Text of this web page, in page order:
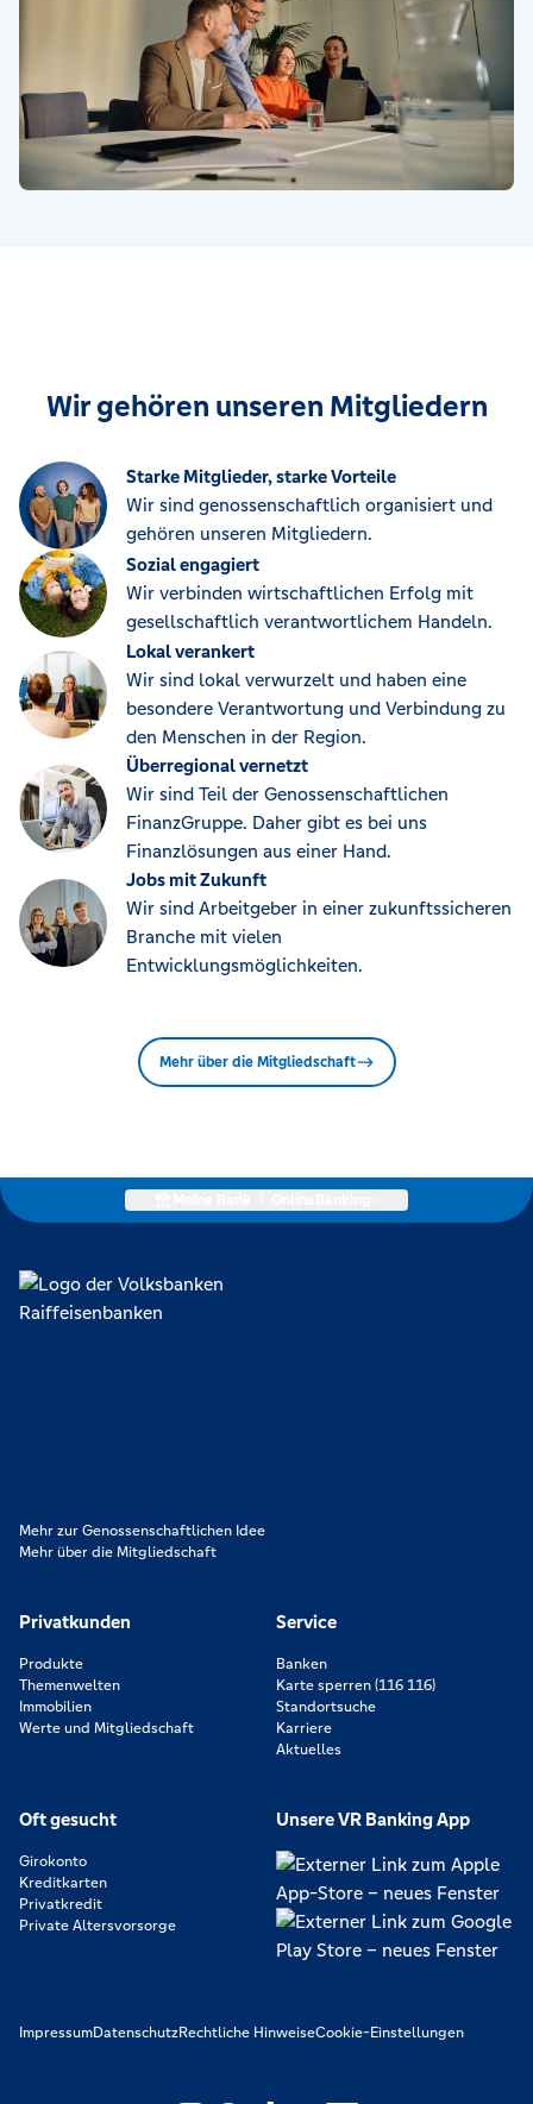
Wir gehören unseren Mitgliedern
Starke Mitglieder, starke Vorteile
Wir sind genossenschaftlich organisiert und
gehören unseren Mitgliedern.
Sozial engagiert
Wir verbinden wirtschaftlichen Erfolg mit
gesellschaftlich verantwortlichem Handeln.
Lokal verankert
Wir sind lokal verwurzelt und haben eine
besondere Verantwortung und Verbindung zu
den Menschen in der Region.
Überregional vernetzt
Wir sind Teil der Genossenschaftlichen
FinanzGruppe. Daher gibt es bei uns
Finanzlösungen aus einer Hand.
Jobs mit Zukunft
Wir sind Arbeitgeber in einer zukunftssicheren
Branche mit vielen
Entwicklungsmöglichkeiten.
Mehr über die Mitgliedschaft
Mehr zur Genossenschaftlichen Idee
Mehr über die Mitgliedschaft
Privatkunden
Produkte
Themenwelten
Immobilien
Werte und Mitgliedschaft
Service
Banken
Karte sperren (116 116)
Standortsuche
Karriere
Aktuelles
Oft gesucht
Girokonto
Kreditkarten
Privatkredit
Private Altersvorsorge
Unsere VR Banking App
ImpressumDatenschutzRechtliche HinweiseCookie-Einstellungen